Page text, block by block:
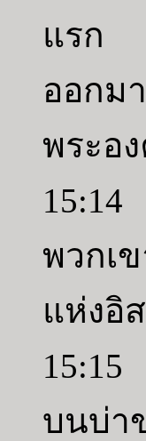
แรก
ออกม
พระอ
พวกเ
แห่งอิ
บนบ่า